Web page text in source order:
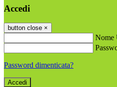
Accedi
button close ×
Nome
Password dimenticata?